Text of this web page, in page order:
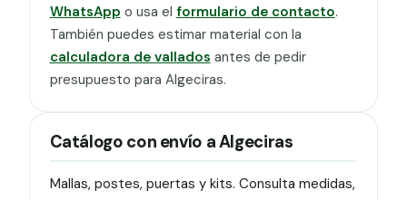
WhatsApp o usa el formulario de contacto.
También puedes estimar material con la
calculadora de vallados antes de pedir
presupuesto para Algeciras.
Catálogo con envío a Algeciras
Mallas, postes, puertas y kits. Consulta medidas,